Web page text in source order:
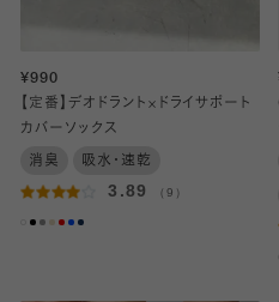
¥990
【定番】デオドラント×ドライサポート
カバーソックス
消臭 吸水・速乾
3.89 （9）